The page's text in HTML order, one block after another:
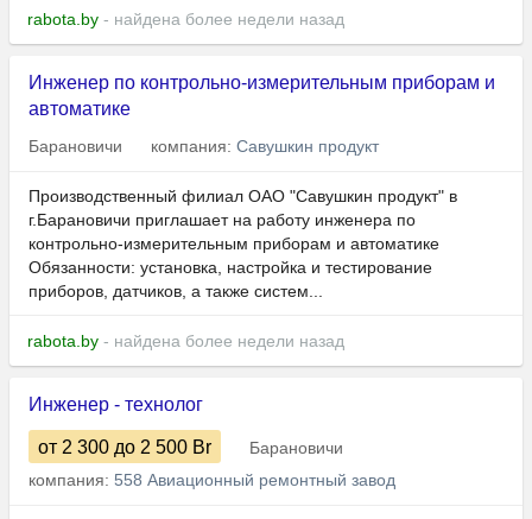
rabota.by - найдена более недели назад
Инженер по контрольно-измерительным приборам и
автоматике
Барановичи компания: Савушкин продукт
Производственный филиал ОАО "Савушкин продукт" в
г.Барановичи приглашает на работу инженера по
контрольно-измерительным приборам и автоматике
Обязанности: установка, настройка и тестирование
приборов, датчиков, а также систем...
rabota.by - найдена более недели назад
Инженер - технолог
от 2 300 до 2 500 Br
Барановичи
компания: 558 Авиационный ремонтный завод